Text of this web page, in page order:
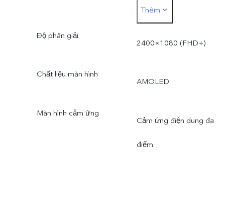
tế sẽ nhỏ hơn.
Thêm
Độ phân giải
2400×1080 (FHD+)
Chất liệu màn hình
AMOLED
Màn hình cảm ứng
Cảm ứng điện dung đa
điểm